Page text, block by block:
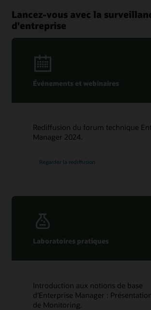
Lancez-vous avec la
d'entreprise
Événements et webinaires
Rediffusion du forum technique
Manager 2024.
Regarder la rediffusion
Laboratoires pratiques
Introduction aux notions de base
d'Enterprise Manager :
de Monitoring.